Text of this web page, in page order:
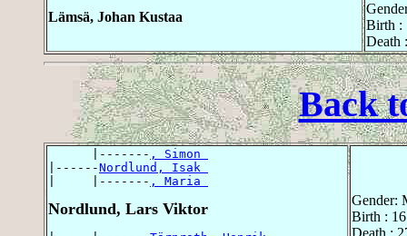
Lämsä, Johan Kustaa
Birth :
Death
Back
      |-------
, Simon
|------Nordlund, Isak
|     |------- , Maria
Nordlund, Lars Viktor
Gender:
Birth :
Death :